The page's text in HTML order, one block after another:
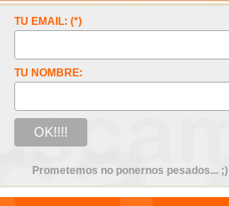
TU EMAIL: (*)
TU NOMBRE:
Prometemos no ponernos pesados... ;)